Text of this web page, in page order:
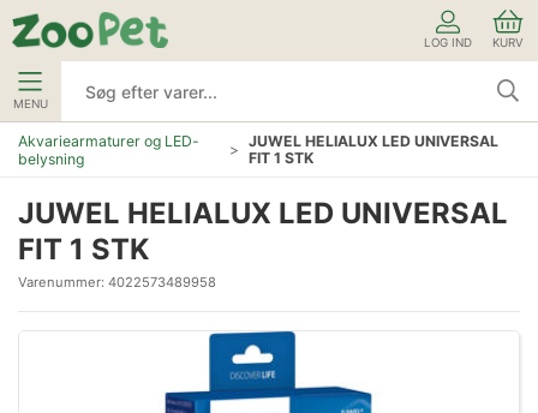
LOG IND KURV
MENU
Akvariearmaturer og LED-
belysning
JUWEL HELIALUX LED UNIVERSAL
FIT 1 STK
JUWEL HELIALUX LED UNIVERSAL
FIT 1 STK
Varenummer: 4022573489958